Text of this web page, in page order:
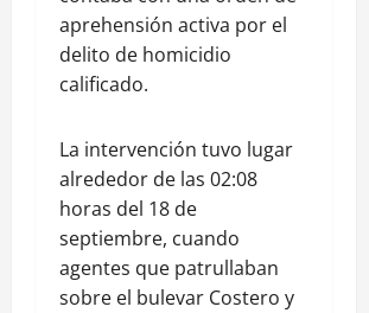
aprehensión activa por el
delito de homicidio
calificado.
La intervención tuvo lugar
alrededor de las 02:08
horas del 18 de
septiembre, cuando
agentes que patrullaban
sobre el bulevar Costero y